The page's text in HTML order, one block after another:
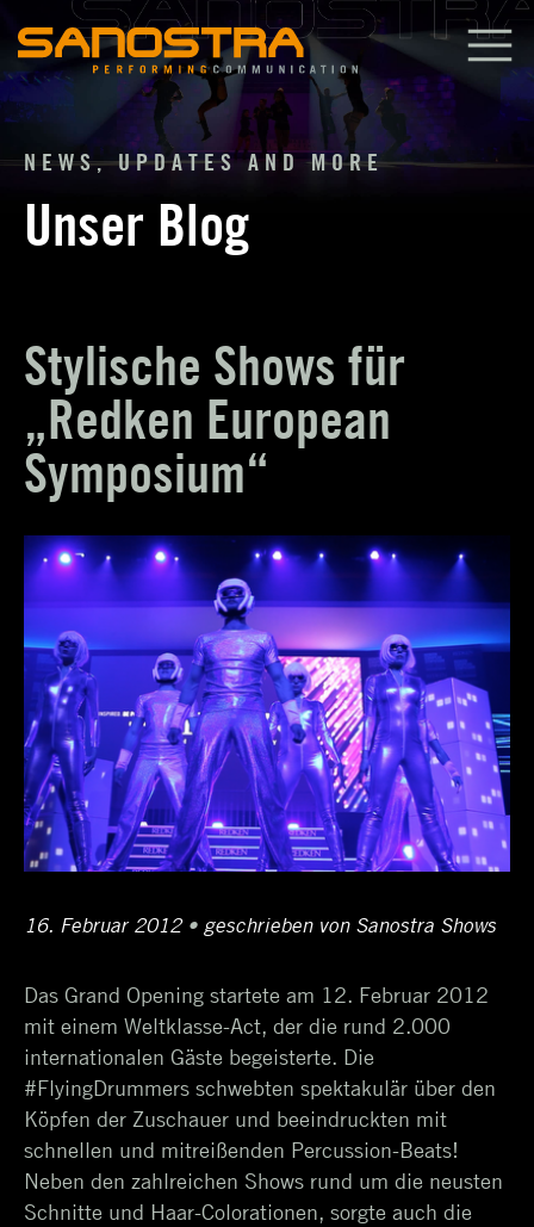
Inhalt
springen
NEWS, UPDATES AND MORE
Unser Blog
Stylische Shows für
„Redken European
Symposium“
Posted
16. Februar 201218.
2017
• Author
geschrieben von Sanostra Shows
Das Grand Opening startete am 12. Februar 2012
mit einem Weltklasse-Act, der die rund 2.000
internationalen Gäste begeisterte. Die
#FlyingDrummers schwebten spektakulär über den
Köpfen der Zuschauer und beeindruckten mit
schnellen und mitreißenden Percussion-Beats!
Neben den zahlreichen Shows rund um die neusten
Schnitte und Haar-Colorationen, sorgte auch die